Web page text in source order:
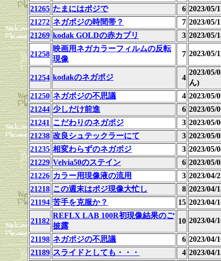
21265 たまにはポジで 6 2023/05/
21272 ネガポジの時間帯？ 7 2023/05/
21269 kodak GOLDの赤カブリ 3 2023/05/
21258
映画用ネガカラーフィルムの反転
現像
7 2023/05/
21254 kodakのネガポジ 4
2023/05/
ん)
21250 ネガポジの不思議 4 2023/05/
21244 少しだけ前進 6 2023/05/
21241 こだわりのネガポジ 3 2023/05/
21238 改良シュテックラーにて 3 2023/05/
21235 相変わらずのネガポジ 3 2023/05/
21229 Velvia50のステイン 6 2023/05/
21226 カラー用現像液の流用 3 2023/04/
21218 この週末はポジ現像大忙し 8 2023/04/
21194 苦手を克服か？ 15 2023/04/
21182
REFLX LAB 100R初現像結果のご
披露
10 2023/04/
21198 ネガポジの不思議 6 2023/04/
21189 スライドとしても・・・ 4 2023/04/